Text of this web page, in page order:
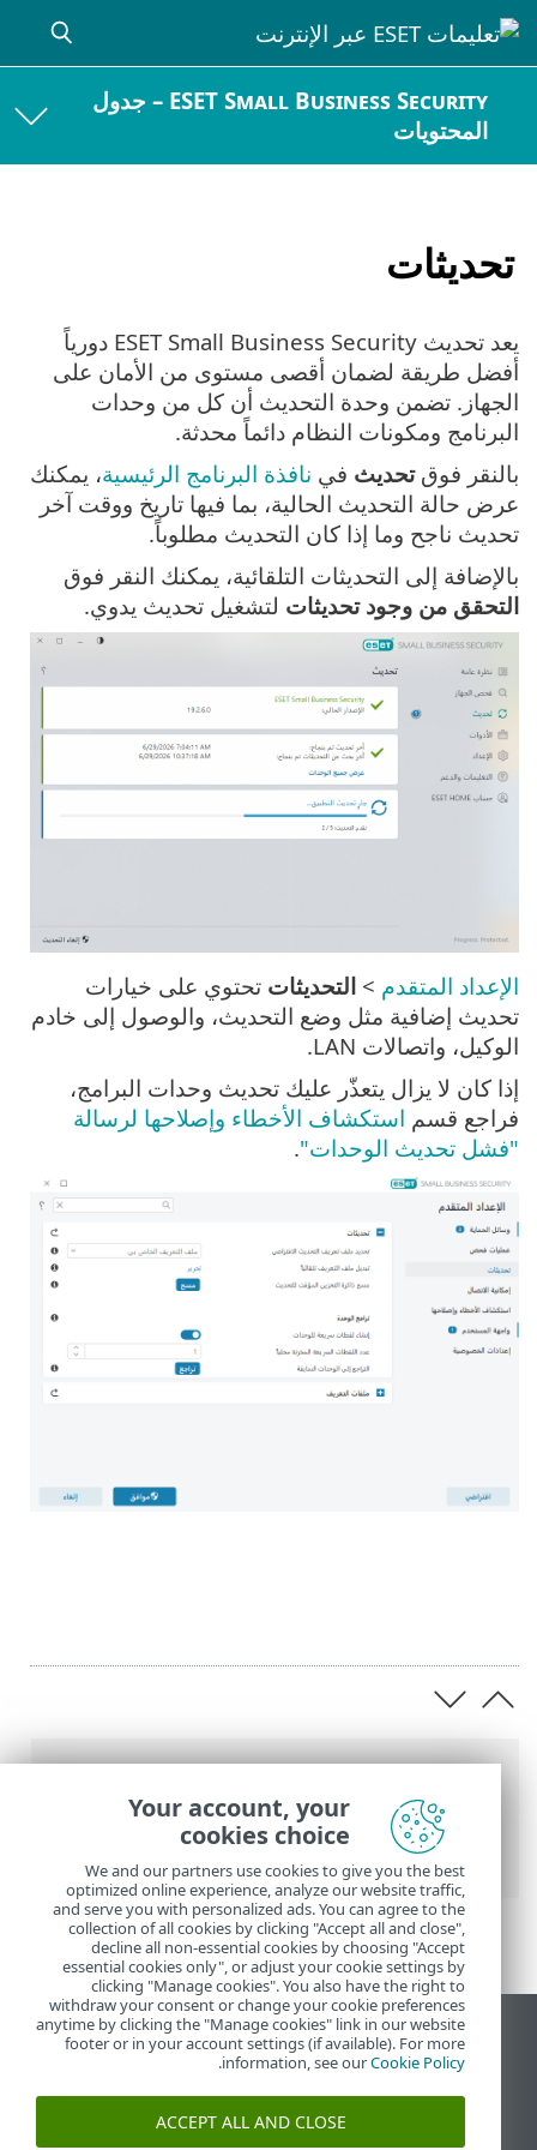
ESET Small Business Security – جدول
المحتويات
تحديثات
تعليمات ESET عبر الإنترنت >
ESET Small
Business Security
> بدء الاستخدام > تحديثات
يعد تحديث ESET Small Business Security دورياً
أفضل طريقة لضمان أقصى مستوى من الأمان على
الجهاز. تضمن وحدة التحديث أن كل من وحدات
البرنامج ومكونات النظام دائماً محدثة.
بالنقر فوقتحديث في نافذة البرنامج الرئيسية، يمكنك
عرض حالة التحديث الحالية، بما فيها تاريخ ووقت آخر
تحديث ناجح وما إذا كان التحديث مطلوباً.
بالإضافة إلى التحديثات التلقائية، يمكنك النقر فوق
التحقق من وجود تحديثات لتشغيل تحديث يدوي.
الإعداد المتقدم > التحديثات تحتوي على خيارات
تحديث إضافية مثل وضع التحديث، والوصول إلى خادم
الوكيل، واتصالات LAN.
إذا كان لا يزال يتعذّر عليك تحديث وحدات البرامج،
فراجع قسم استكشاف الأخطاء وإصلاحها لرسالة
"فشل تحديث الوحدات".
عرض موقع سطح المكتب
End of Life
قاعدة معارف ESET
Your account, your
cookies choice
We and our partners use cookies to give you the best
optimized online experience, analyze our website traffic,
and serve you with personalized ads. You can agree to the
collection of all cookies by clicking "Accept all and close",
decline all non-essential cookies by choosing "Accept
essential cookies only", or adjust your cookie settings by
clicking "Manage cookies". You also have the right to
withdraw your consent or change your cookie preferences
anytime by clicking the "Manage cookies" link in our website
footer or in your account settings (if available). For more
information, see ourCookie Policy
.
ACCEPT ALL AND CLOSE